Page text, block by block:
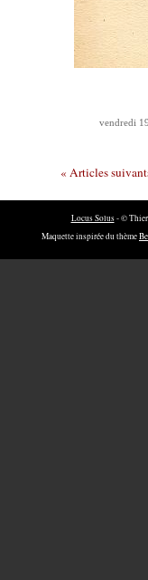
vendredi
« Articles
Locus Solus- ©
Maquette inspirée du thème